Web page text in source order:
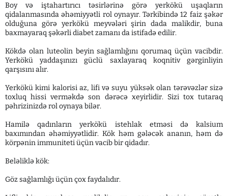
Boy və iştahartırıcı təsirlərinə görə yerkökü uşaqların
qidalanmasında əhəmiyyətli rol oynayır. Tərkibində 12 faiz şəkər
olduğuna görə yerkökü meyvələri şirin dada malikdir, buna
baxmayaraq şəkərli diabet zamanı da istifadə edilir.
Kökdə olan luteolin beyin sağlamlığını qorumaq üçün vacibdir.
Yerkökü yaddaşınızı güclü saxlayaraq koqnitiv gərginliyin
qarşısını alır.
Yerkökü kimi kalorisi az, lifi və suyu yüksək olan tərəvəzlər sizə
toxluq hissi verməkdə son dərəcə xeyirlidir. Sizi tox tutaraq
pəhrizinizdə rol oynaya bilər.
Hamilə qadınların yerkökü istehlak etməsi də kalsium
baxımından əhəmiyyətlidir. Kök həm gələcək ananın, həm də
körpənin immuniteti üçün vacib bir qidadır.
Beləliklə kök:
Göz sağlamlığı üçün çox faydalıdır.